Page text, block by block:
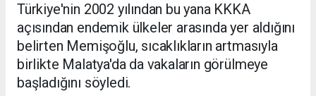
Türkiye'nin 2002 yılından bu yana KKKA
açısından endemik ülkeler arasında yer aldığını
belirten Memişoğlu, sıcaklıkların artmasıyla
birlikte Malatya'da da vakaların görülmeye
başladığını söyledi.